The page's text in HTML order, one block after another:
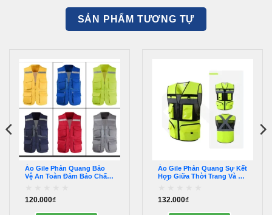
SẢN PHẨM TƯƠNG TỰ
Áo Gile Phản Quang Bảo
Vệ An Toàn Đảm Bảo Chất
Được
120.000₫
Áo Gile Phản Quang Sự Kết
Hợp Giữa Thời Trang Và An
Được
132.000₫